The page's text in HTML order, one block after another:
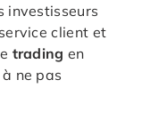
investisseurs
client et
trading en
ne pas